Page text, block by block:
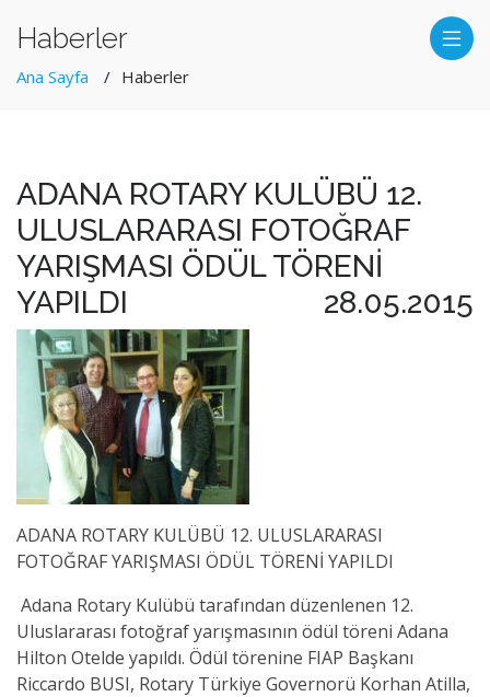
Haberler
Ana Sayfa Haberler
ADANA ROTARY KULÜBÜ 12.
ULUSLARARASI FOTOĞRAF
YARIŞMASI ÖDÜL TÖRENİ
YAPILDI
28.05.2015
ADANA ROTARY KULÜBÜ 12. ULUSLARARASI
FOTOĞRAF YARIŞMASI ÖDÜL TÖRENİ YAPILDI
Adana Rotary Kulübü tarafından düzenlenen 12.
Uluslararası fotoğraf yarışmasının ödül töreni Adana
Hilton Otelde yapıldı. Ödül törenine FIAP Başkanı
Riccardo BUSI, Rotary Türkiye Governorü Korhan Atilla,